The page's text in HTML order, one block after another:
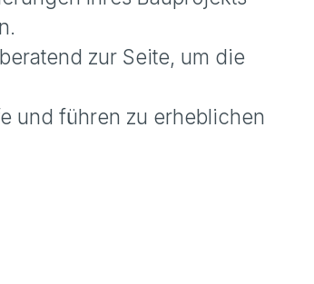
zur Seite, um die
und führen zu erheblichen